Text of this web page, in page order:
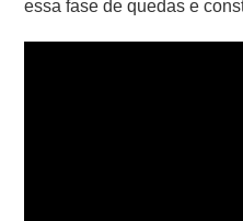
essa fase de quedas e